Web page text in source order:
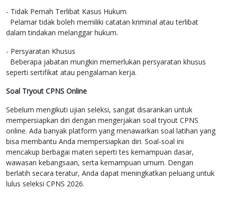
- Tidak Pernah Terlibat Kasus Hukum
Pelamar tidak boleh memiliki catatan kriminal atau terlibat
dalam tindakan melanggar hukum.
- Persyaratan Khusus
Beberapa jabatan mungkin memerlukan persyaratan khusus
seperti sertifikat atau pengalaman kerja.
Soal Tryout CPNS Online
Sebelum mengikuti ujian seleksi, sangat disarankan untuk
mempersiapkan diri dengan mengerjakan soal tryout CPNS
online. Ada banyak platform yang menawarkan soal latihan yang
bisa membantu Anda mempersiapkan diri. Soal-soal ini
mencakup berbagai materi seperti tes kemampuan dasar,
wawasan kebangsaan, serta kemampuan umum. Dengan
berlatih secara teratur, Anda dapat meningkatkan peluang untuk
lulus seleksi CPNS 2026.